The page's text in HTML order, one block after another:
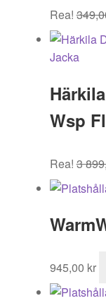
Rea!
Wsp
Rea! 3
945,00 kr